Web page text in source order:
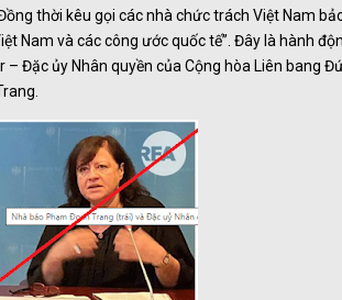
thời kêu gọi các nhà chức trách Việt Nam
Nam và các công ước quốc tế”. Đây là hành
Đặc ủy Nhân quyền của Cộng hòa Liên bang